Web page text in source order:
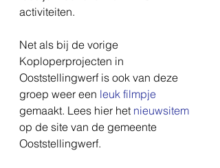
activiteiten.
Net als bij de vorige
Koploperprojecten in
Ooststellingwerf is ook van deze
groep weer een leuk filmpje
gemaakt. Lees hier het nieuwsitem
op de site van de gemeente
Ooststellingwerf.